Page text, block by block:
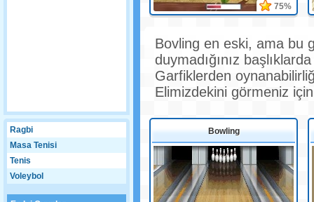
Ragbi
Masa Tenisi
Tenis
Voleybol
75%
Bovling en eski, ama bu
duymadığınız
Garfiklerden
Elimizdekini görmeniz
Bowling